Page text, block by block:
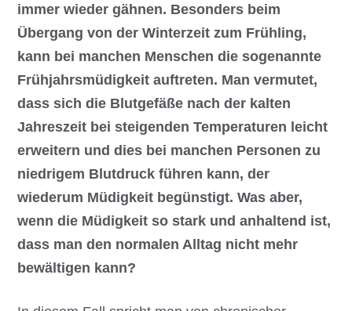
immer wieder gähnen. Besonders beim
Übergang von der Winterzeit zum Frühling,
kann bei manchen Menschen die sogenannte
Frühjahrsmüdigkeit auftreten. Man vermutet,
dass sich die Blutgefäße nach der kalten
Jahreszeit bei steigenden Temperaturen leicht
erweitern und dies bei manchen Personen zu
niedrigem Blutdruck führen kann, der
wiederum Müdigkeit begünstigt. Was aber,
wenn die Müdigkeit so stark und anhaltend ist,
dass man den normalen Alltag nicht mehr
bewältigen kann?